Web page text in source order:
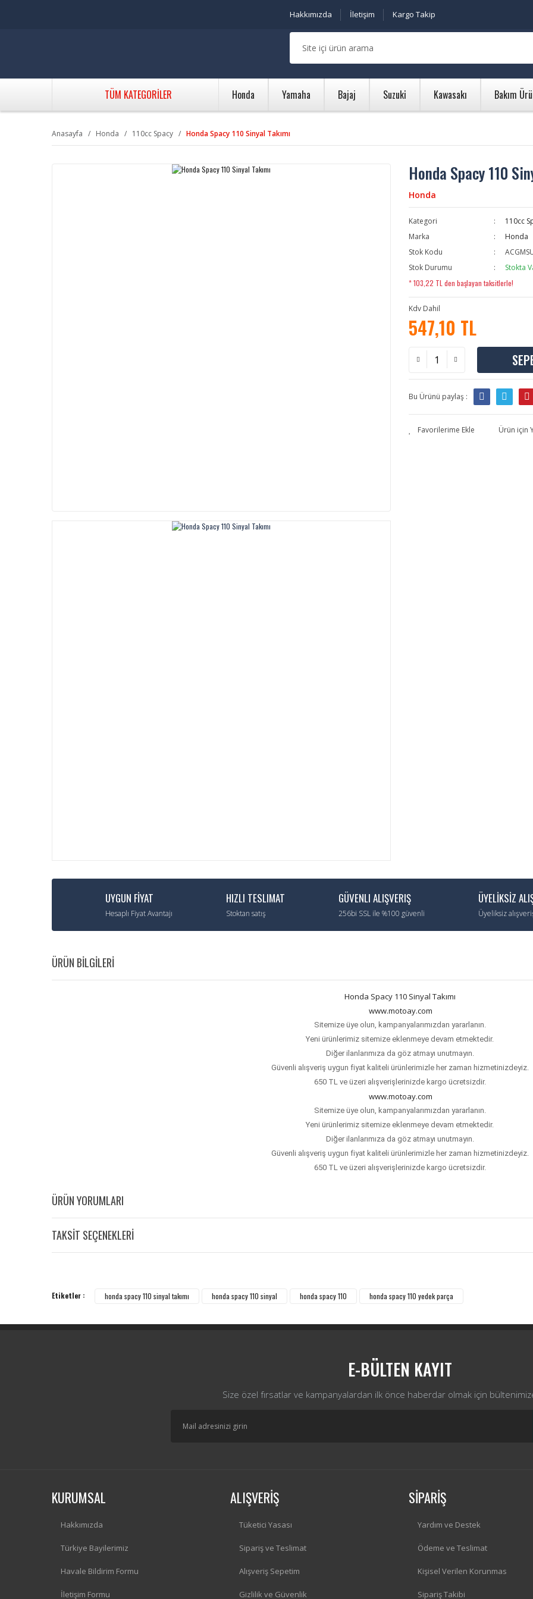
Hakkımızda İletişim Kargo Takip
TÜM KATEGORİLER Honda Yamaha Bajaj Suzuki Kawasakı Bakım
Anasayfa Honda 110cc Spacy Honda Spacy 110 Sinyal Takımı
Honda Spacy 110
Honda
Kategori
110cc
Marka
Honda
Stok Kodu
Stok Durumu
Stokta
* 103,22 TL den başlayan taksitlerle!
Kdv Dahil
547,10 TL
Bu Ürünü paylaş :
Ürün için
UYGUN FİYAT
Hesaplı Fiyat Avantajı
HIZLI TESLIMAT
Stoktan satış
GÜVENLI ALIŞVERIŞ
256bi SSL ile %100 güvenli
ÜYELİKSİZ
Üyeliksiz
ÜRÜN BİLGİLERİ
Honda Spacy 110 Sinyal Takımı
www.motoay.com
Sitemize üye olun, kampanyalarımızdan yararlanın.
Yeni ürünlerimiz sitemize eklenmeye devam etmektedir.
Diğer ilanlarımıza da göz atmayı unutmayın.
Güvenli alışveriş uygun fiyat kaliteli ürünlerimizle her zaman hizmetinizdeyiz.
650 TL ve üzeri alışverişlerinizde kargo ücretsizdir.
www.motoay.com
Sitemize üye olun, kampanyalarımızdan yararlanın.
Yeni ürünlerimiz sitemize eklenmeye devam etmektedir.
Diğer ilanlarımıza da göz atmayı unutmayın.
Güvenli alışveriş uygun fiyat kaliteli ürünlerimizle her zaman hizmetinizdeyiz.
650 TL ve üzeri alışverişlerinizde kargo ücretsizdir.
ÜRÜN YORUMLARI
TAKSİT SEÇENEKLERİ
Etiketler : honda spacy 110 sinyal takımı honda spacy 110 sinyal honda spacy 110 honda spacy 110 yedek parça
E-BÜLTEN KAYIT
Size özel fırsatlar ve kampanyalardan ilk önce haberdar olmak için
KURUMSAL
Hakkımızda
Türkiye Bayilerimiz
Havale Bildirim Formu
İletişim Formu
ALIŞVERİŞ
Tüketici Yasası
Sipariş ve Teslimat
Alışveriş Sepetim
Gizlilik ve Güvenlik
SİPARİŞ
Yardım ve Destek
Ödeme ve Teslimat
Kişisel Verilen Korunmas
Sipariş Takibi